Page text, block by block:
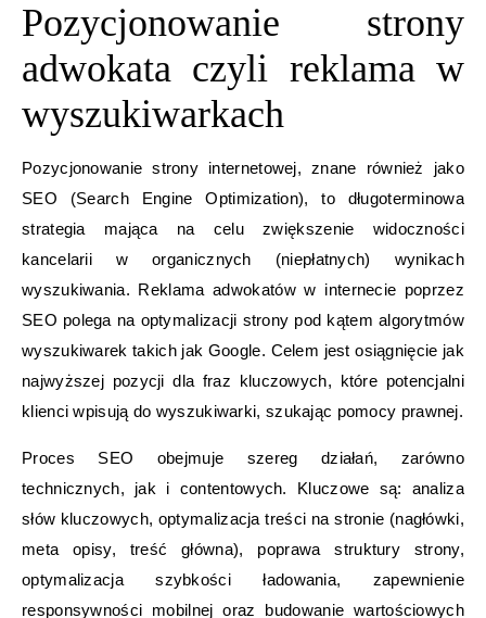
Pozycjonowanie strony
adwokata czyli reklama w
wyszukiwarkach
Pozycjonowanie strony internetowej, znane również jako
SEO (Search Engine Optimization), to długoterminowa
strategia mająca na celu zwiększenie widoczności
kancelarii w organicznych (niepłatnych) wynikach
wyszukiwania. Reklama adwokatów w internecie poprzez
SEO polega na optymalizacji strony pod kątem algorytmów
wyszukiwarek takich jak Google. Celem jest osiągnięcie jak
najwyższej pozycji dla fraz kluczowych, które potencjalni
klienci wpisują do wyszukiwarki, szukając pomocy prawnej.
Proces SEO obejmuje szereg działań, zarówno
technicznych, jak i contentowych. Kluczowe są: analiza
słów kluczowych, optymalizacja treści na stronie (nagłówki,
meta opisy, treść główna), poprawa struktury strony,
optymalizacja szybkości ładowania, zapewnienie
responsywności mobilnej oraz budowanie wartościowych